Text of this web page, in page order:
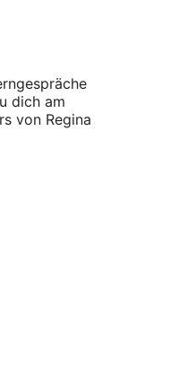
dich am
von Regina